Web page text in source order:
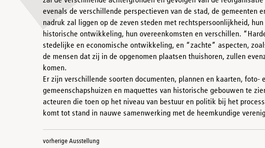
evenals de verschillende perspectieven van de stad, de gemeenten
nadruk zal liggen op de zeven steden met rechtspersoonlijkheid,
historische ontwikkeling, hun overeenkomsten en verschillen.
stedelijke en economische ontwikkeling, en “zachte” aspecten,
de mensen dat zij in de opgenomen plaatsen thuishoren, zullen
komen.
Er zijn verschillende soorten documenten, plannen en kaarten,
gemeenschapshuizen en maquettes van historische gebouwen te
acteuren die toen op het niveau van bestuur en politik bij het
komt tot stand in nauwe samenwerking met de heemkundige
vorherige Ausstellung